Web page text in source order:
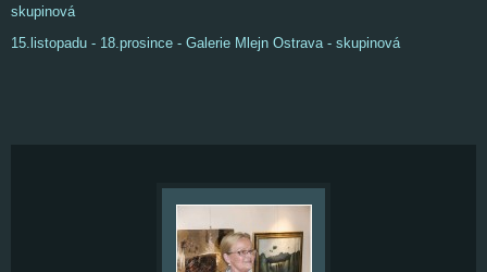
skupinová
15.listopadu - 18.prosince - Galerie Mlejn Ostrava - skupinová